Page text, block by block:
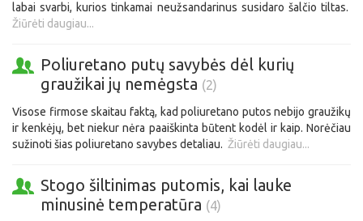
labai svarbi, kurios tinkamai neužsandarinus susidaro šalčio tiltas.
Žiūrėti daugiau...
Poliuretano putų savybės dėl kurių
graužikai jų nemėgsta (2)
Visose firmose skaitau faktą, kad poliuretano putos nebijo graužikų
ir kenkėjų, bet niekur nėra paaiškinta būtent kodėl ir kaip. Norėčiau
sužinoti šias poliuretano savybes detaliau. Žiūrėti daugiau...
Stogo šiltinimas putomis, kai lauke
minusinė temperatūra (4)